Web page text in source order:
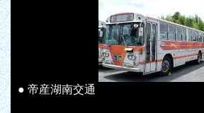
● 帝産湖南交通